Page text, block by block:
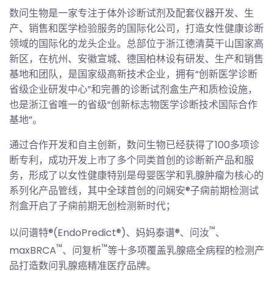
数问生物是一家专注于体外诊断试剂及配套仪器开发、生
产、销售和医学检验服务的国际化公司，打造女性健康诊断
领域的国际化的龙头企业。总部位于浙江德清莫干山国家高
新区，在杭州、安徽宣城、德国柏林设有研发、生产和销售
基地和团队，是国家级高新技术企业，拥有“创新医学诊断
省级企业研发中心”和完善的诊断试剂盒生产和质检设施，
也是浙江省唯一的省级“创新标志物医学诊断技术国际合作
基地”。
通过合作开发和自主创新，数问生物已经获得了100多项诊
断专利，成功开发上市了多个同类首创的诊断新产品和服
务，形成了以女性健康特别是母婴医学和乳腺肿瘤为核心的
系列化产品管线，其中全球首创的问娴安®子痫前期检测试
剂盒开启了子痫前期无创检测新时代；
以问谱特®(EndoPredict®)、妈妈泰谱®、问汝™、
maxBRCA™、问复析™等十多项覆盖乳腺癌全病程的检测产
品打造数问乳腺癌精准医疗品牌。